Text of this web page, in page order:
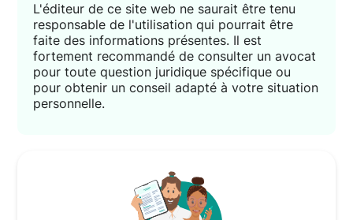
L'éditeur de ce site web ne saurait être tenu
responsable de l'utilisation qui pourrait être
faite des informations présentes. Il est
fortement recommandé de consulter un avocat
pour toute question juridique spécifique ou
pour obtenir un conseil adapté à votre situation
personnelle.